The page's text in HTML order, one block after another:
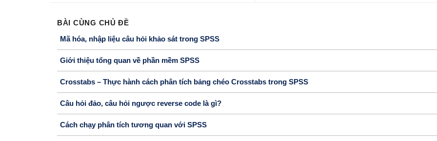
BÀI CÙNG CHỦ ĐỀ
Mã hóa, nhập liệu câu hỏi khảo sát trong SPSS
Giới thiệu tổng quan về phần mềm SPSS
Crosstabs – Thực hành cách phân tích bảng chéo Crosstabs trong SPSS
Câu hỏi đảo, câu hỏi ngược reverse code là gì?
Cách chạy phân tích tương quan với SPSS